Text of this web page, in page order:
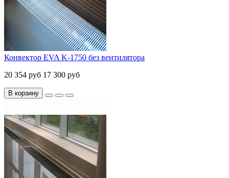
Конвектор EVA K-1750 без вентилятора
20 354 руб 17 300 руб
В корзину